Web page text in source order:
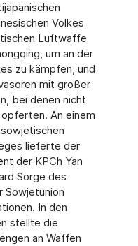
Volkes
Luftwaffe
um an der
zu kämpfen, und
mit großer
bei denen nicht
An einem
lieferte der
der KPCh Yan
Sorge des
Sowjetunion
In den
stellte die
an Waffen